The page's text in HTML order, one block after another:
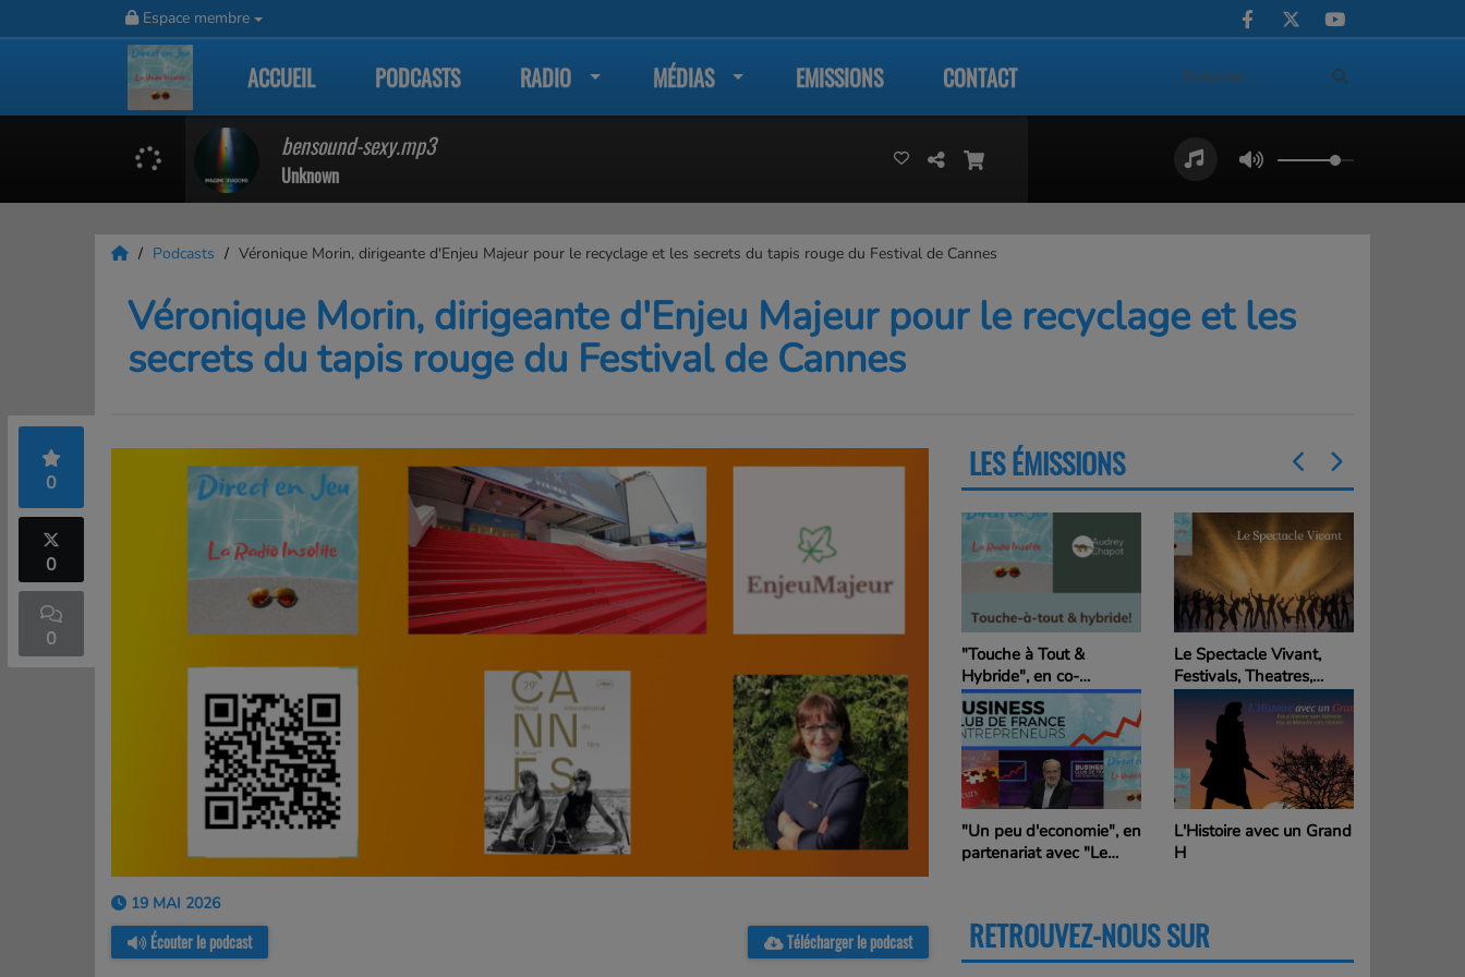
Espace membre
ACCUEIL PODCASTS RADIO MÉDIAS EMISSIONS CONTACT
bensound-sexy.mp3
Unknown
Podcasts Véronique Morin, dirigeante d'Enjeu Majeur pour le recyclage et les secrets du tapis rouge du Festival de Cannes
Véronique Morin, dirigeante d'Enjeu Majeur pour le recyclage et les
secrets du tapis rouge du Festival de Cannes
0
0
0
19 MAI 2026
Écouter le podcast Télécharger le podcast
LES ÉMISSIONS
"Touche à Tout &
Hybride", en co-
animation avec Audrey
Chapot avec un(e)
invité(e) ... Touche à Tout
& Hybride
"Un peu d'economie", en
partenariat avec "Le
Le Spectacle Vivant,
Festivals, Theatres,
Cinemas, ...
L'Histoire avec un Grand
H
RETROUVEZ-NOUS SUR